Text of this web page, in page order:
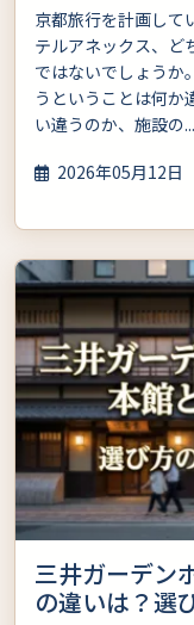
京都旅行を計画して
テルアネックス、ど
ではないでしょうか
うということは何か
い違うのか、施設の...
2026年05月12日
三井ガーデン
の違いは？選